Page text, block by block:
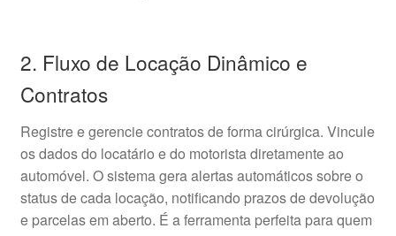
2. Fluxo de Locação Dinâmico e
Contratos
Registre e gerencie contratos de forma cirúrgica. Vincule
os dados do locatário e do motorista diretamente ao
automóvel. O sistema gera alertas automáticos sobre o
status de cada locação, notificando prazos de devolução
e parcelas em aberto. É a ferramenta perfeita para quem